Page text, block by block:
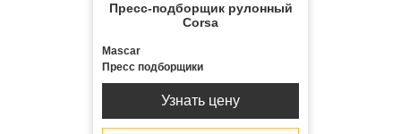
Пресс-подборщик рулонный
Corsa
Mascar
Пресс подборщики
Узнать цену